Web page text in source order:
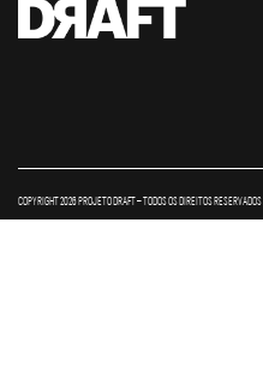
COPYRIGHT 2026 PROJETO DRAFT – TODOS OS DIREITOS RESERVADOS